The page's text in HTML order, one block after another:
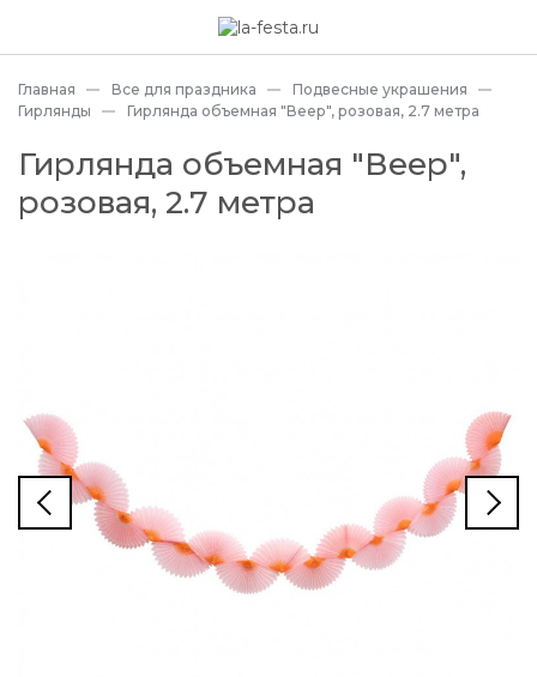
Главная Все для праздника
Подвесные украшения
Гирлянды
Гирлянда объемная "Веер", розовая, 2.7 метра
Гирлянда объемная "Веер",
розовая, 2.7 метра